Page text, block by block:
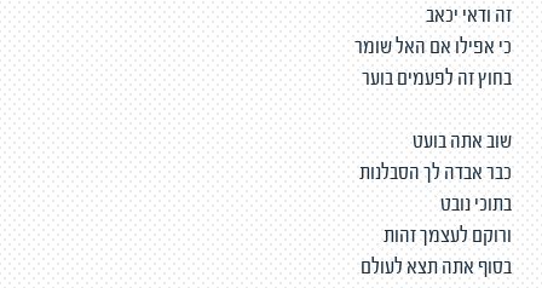
זה ודאי יכאב
כי אפילו אם האל שומר
בחוץ זה לפעמים בוער
שוב אתה בועט
כבר אבדה לך הסבלנות
בתוכי נובט
ורוקם לעצמך זהות
בסוף אתה תצא לעולם